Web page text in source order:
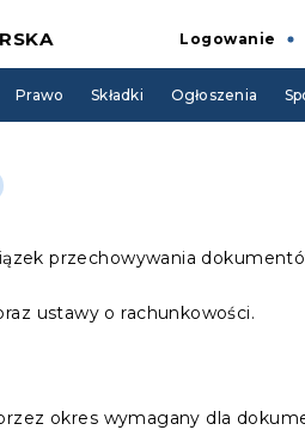
Logowanie
Prawo Składki Ogłoszenia
przechowywania
ustawy o rachunkowości.
okres wymagany dla